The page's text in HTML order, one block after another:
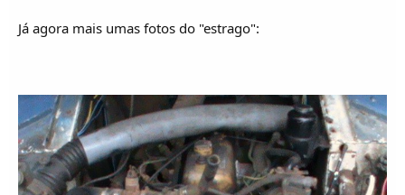
Já agora mais umas fotos do "estrago":